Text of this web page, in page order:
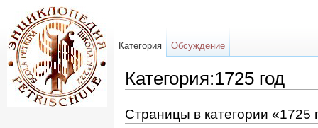
Категория:1725 год
Страницы в категории «1725
Категория Обсуждение